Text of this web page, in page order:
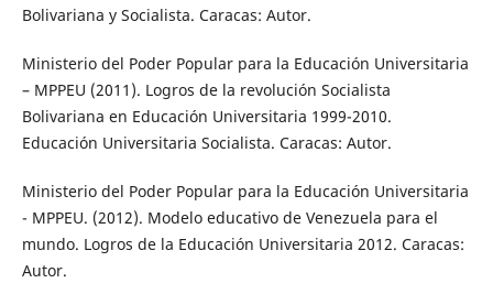
Bolivariana y Socialista. Caracas: Autor.
Ministerio del Poder Popular para la Educación Universitaria
– MPPEU (2011). Logros de la revolución Socialista
Bolivariana en Educación Universitaria 1999-2010.
Educación Universitaria Socialista. Caracas: Autor.
Ministerio del Poder Popular para la Educación Universitaria
- MPPEU. (2012). Modelo educativo de Venezuela para el
mundo. Logros de la Educación Universitaria 2012. Caracas:
Autor.